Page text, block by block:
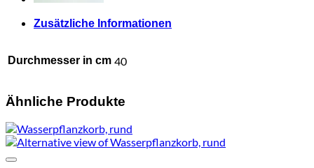
Zusätzliche Informationen
Durchmesser in cm 40
Ähnliche Produkte